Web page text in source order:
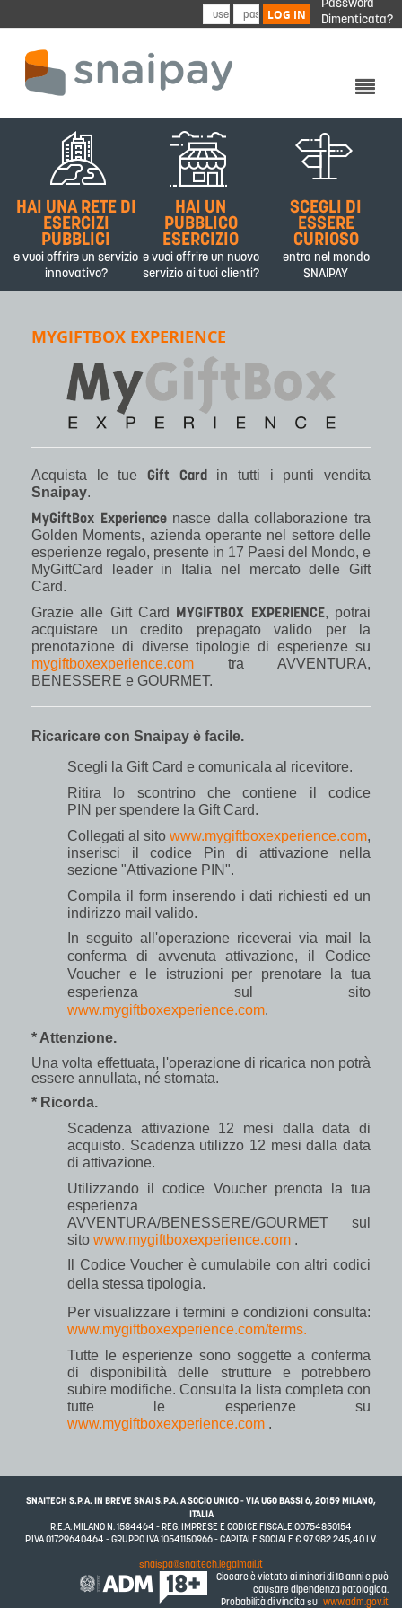
LOG IN
Password
Dimenticata?
CHI SIAMO
PRODOTTI&SERVIZI
PARTNER
CONTATTI
HAI UNA RETE DI
ESERCIZI
PUBBLICI
e vuoi offrire un servizio
innovativo?
HAI UN
PUBBLICO
ESERCIZIO
e vuoi offrire un nuovo
servizio ai tuoi clienti?
SCEGLI DI
ESSERE
CURIOSO
entra nel mondo
SNAIPAY
MYGIFTBOX EXPERIENCE
Acquista le tue Gift Card in tutti i punti vendita
Snaipay.
MyGiftBox Experiencenasce dalla collaborazione tra
Golden Moments, azienda operante nel settore delle
esperienze regalo, presente in 17 Paesi del Mondo, e
MyGiftCard leader in Italia nel mercato delle Gift
Card.
Grazie alle Gift Card MYGIFTBOX EXPERIENCE, potrai
acquistare un credito prepagato valido per la
prenotazione di diverse tipologie di esperienze su
mygiftboxexperience.com tra AVVENTURA,
BENESSERE e GOURMET.
Ricaricare con Snaipay è facile.
Scegli la Gift Card e comunicala al ricevitore.
Ritira lo scontrino che contiene il codice
PIN per spendere la Gift Card.
Collegati al sito www.mygiftboxexperience.com,
inserisci il codice Pin di attivazione nella
sezione "Attivazione PIN".
Compila il form inserendo i dati richiesti ed un
indirizzo mail valido.
In seguito all'operazione riceverai via mail la
conferma di avvenuta attivazione, il Codice
Voucher e le istruzioni per prenotare la tua
esperienza sul sito
www.mygiftboxexperience.com.
* Attenzione.
Una volta effettuata, l'operazione di ricarica non potrà
essere annullata, né stornata.
* Ricorda.
Scadenza attivazione 12 mesi dalla data di
acquisto. Scadenza utilizzo 12 mesi dalla data
di attivazione.
Utilizzando il codice Voucher prenota la tua
esperienza
AVVENTURA/BENESSERE/GOURMET sul
sito www.mygiftboxexperience.com .
Il Codice Voucher è cumulabile con altri codici
della stessa tipologia.
Per visualizzare i termini e condizioni consulta:
www.mygiftboxexperience.com/terms.
Tutte le esperienze sono soggette a conferma
di disponibilità delle strutture e potrebbero
subire modifiche. Consulta la lista completa con
tutte le esperienze su
www.mygiftboxexperience.com .
SNAITECH S.P.A. IN BREVE SNAI S.P.A. A SOCIO UNICO - VIA UGO BASSI 6, 20159 MILANO,
ITALIA
R.E.A. MILANO N. 1584464 - REG. IMPRESE E CODICE FISCALE 00754850154
P.IVA 01729640464 - GRUPPO IVA 10541150966 - CAPITALE SOCIALE € 97.982.245,40 I.V.
snaispa@snaitech.legalmail.it
Giocare è vietato ai minori di 18 anni e può
causare dipendenza patologica.
Probabilità di vincita su www.adm.gov.it